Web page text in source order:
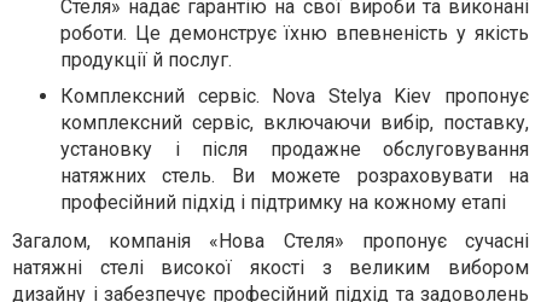
Стеля» надає гарантію на свої вироби та виконані
роботи. Це демонструє їхню впевненість у якість
продукції й послуг.
Комплексний сервіс. Nova Stelya Kiev пропонує
комплексний сервіс, включаючи вибір, поставку,
установку і після продажне обслуговування
натяжних стель. Ви можете розраховувати на
професійний підхід і підтримку на кожному етапі
Загалом, компанія «Нова Стеля» пропонує сучасні
натяжні стелі високої якості з великим вибором
дизайну і забезпечує професійний підхід та задоволень